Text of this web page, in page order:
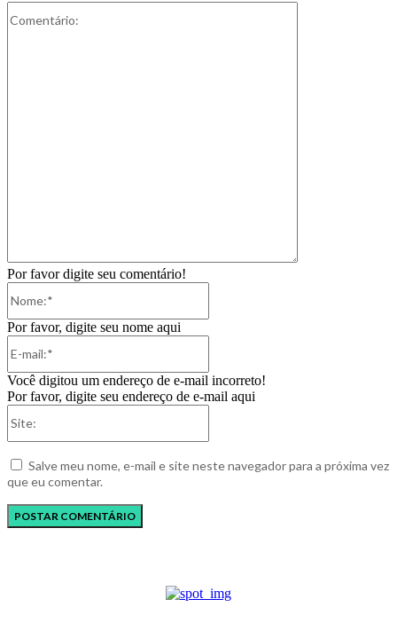
Por favor digite seu comentário!
Por favor, digite seu nome aqui
Você digitou um endereço de e-mail incorreto!
Por favor, digite seu endereço de e-mail aqui
Salve meu nome, e-mail e site neste navegador para a próxima vez
que eu comentar.